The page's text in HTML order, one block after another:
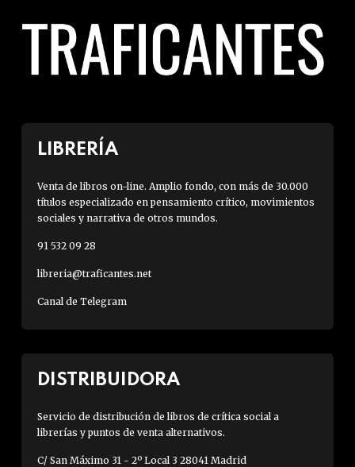
LIBRERÍA
Venta de libros on-line. Amplio fondo, con más de 30.000
títulos especializado en pensamiento crítico, movimientos
sociales y narrativa de otros mundos.
91 532 09 28
libreria@traficantes.net
Canal de Telegram
DISTRIBUIDORA
Servicio de distribución de libros de crítica social a
librerías y puntos de venta alternativos.
C/ San Máximo 31 - 2º Local 3 28041 Madrid